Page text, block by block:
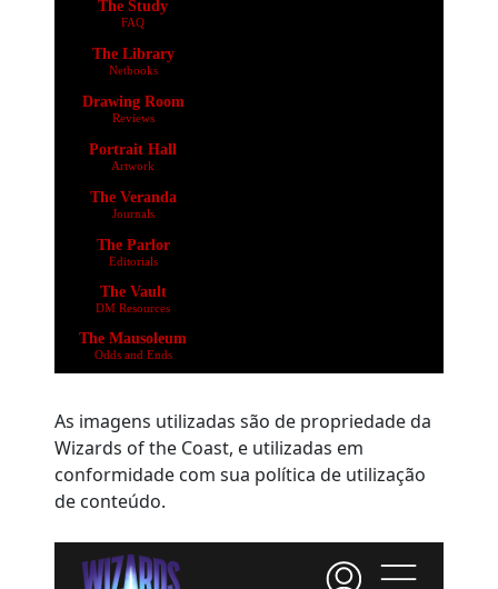
As imagens utilizadas são de propriedade da
Wizards of the Coast, e utilizadas em
conformidade com sua política de utilização
de conteúdo.